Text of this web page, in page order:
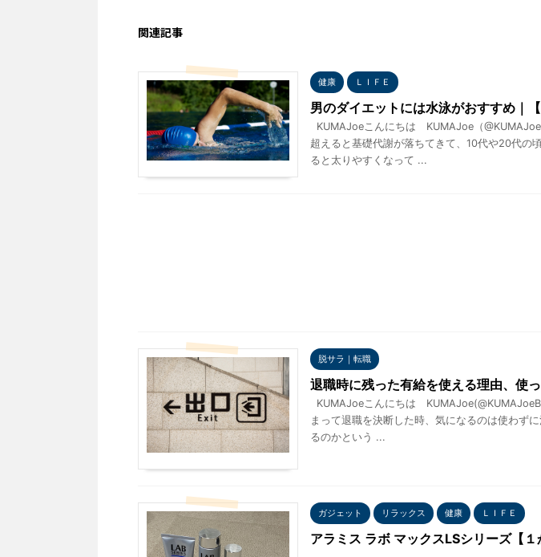
関連記事
健康 ＬＩＦＥ
男のダイエットには水泳がおすすめ｜
KUMAJoeこんにちは KUMAJoe（
超えると基礎代謝が落ちてきて、10代や20代の
ると太りやすくなって ...
脱サラ｜転職
退職時に残った有給を使える理由、使
KUMAJoeこんにちは
まって退職を決断した時、気になるのは使わず
るのかという ...
ガジェット リラックス 健康 ＬＩＦＥ
アラミス ラボ マックスLSシリーズ【